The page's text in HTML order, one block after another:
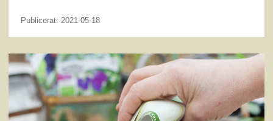
Publicerat: 2021-05-18